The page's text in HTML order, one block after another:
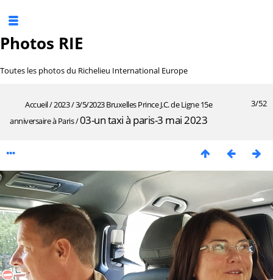
Photos RIE
Toutes les photos du Richelieu International Europe
3/52
Accueil/2023/3/5/2023 Bruxelles Prince J.C. de Ligne 15e
anniversaire à Paris/03-un taxi à paris-3 mai 2023